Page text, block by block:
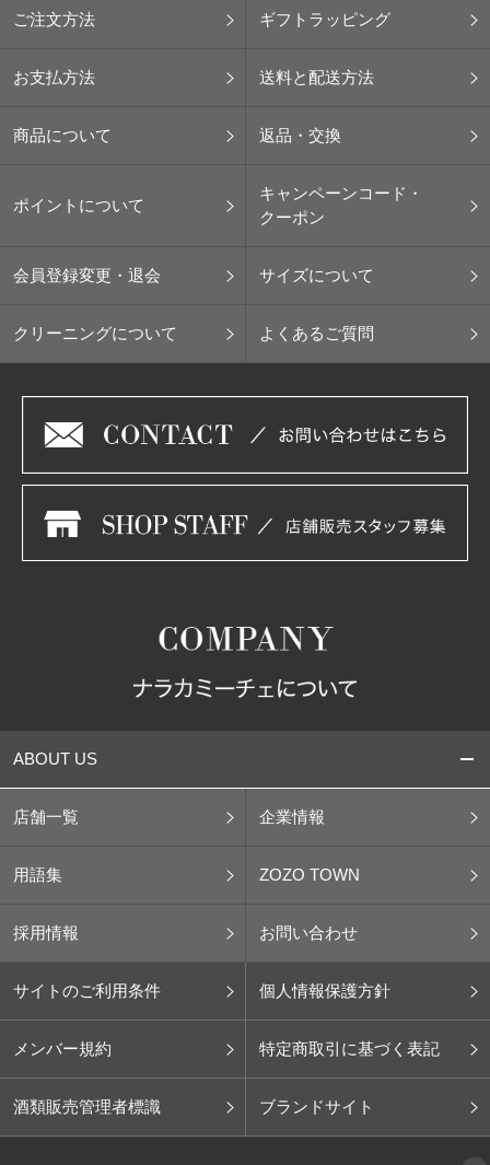
ご注文方法 ギフトラッピング
お支払方法 送料と配送方法
商品について 返品・交換
ポイントについて
キャンペーンコード・
クーポン
会員登録変更・退会 サイズについて
クリーニングについて よくあるご質問
ABOUT US
店舗一覧 企業情報
用語集 ZOZO TOWN
採用情報 お問い合わせ
サイトのご利用条件 個人情報保護方針
メンバー規約 特定商取引に基づく表記
酒類販売管理者標識 ブランドサイト